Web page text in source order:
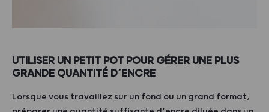
UTILISER UN PETIT POT POUR GÉRER UNE PLUS
GRANDE QUANTITÉ D’ENCRE
Lorsque vous travaillez sur un fond ou un grand format,